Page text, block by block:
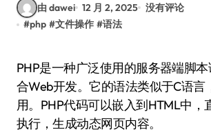
由 dawei 12 月 2, 2025 没有评论
#php #文件操作 #语法
PHP是一种广泛使用的服务器端脚本语言，特别适
合Web开发。它的语法类似于C语言
用。PHP代码可以嵌入到HTML中，
执行，生成动态网页内容。